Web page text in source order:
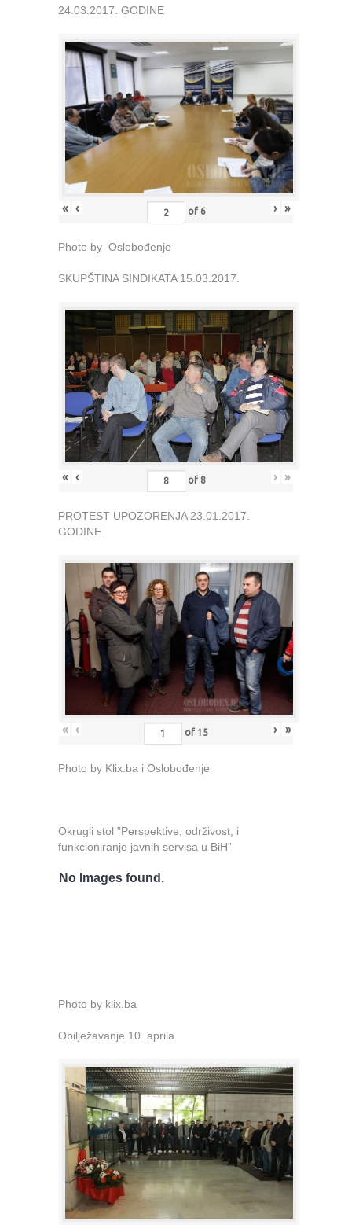
24.03.2017. GODINE
« ‹ of 6 › »
Photo by Oslobođenje
SKUPŠTINA SINDIKATA 15.03.2017.
« ‹ of 8 › »
PROTEST UPOZORENJA 23.01.2017.
GODINE
« ‹ of 15 › »
Photo by Klix.ba i Oslobođenje
Okrugli stol ”Perspektive, održivost, i
funkcioniranje javnih servisa u BiH”
No Images found.
Photo by klix.ba
Obilježavanje 10. aprila